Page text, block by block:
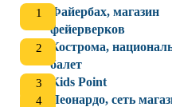
Файербах, магазин
фейерверков
Кострома,
балет
Kids Point
Леонардо, сеть